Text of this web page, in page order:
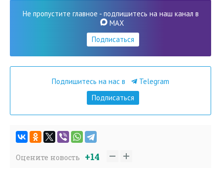
Не пропустите главное - подпишитесь на наш канал в
MAX
Подписаться
Подпишитесь на нас в
Telegram
Подписаться
Оцените новость +14